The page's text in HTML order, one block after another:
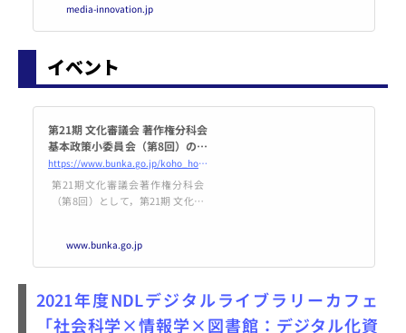
ews Media Alliance)は、著作権登
録者兼米国著作権局長官であるシ
イスブックやグーグルなどの
ニュースパブリッ…
media-innovation.jp
イベント
第21期 文化審議会 著作権分科会
基本政策小委員会（第8回）の開
催について | 文化庁
https://www.bunka.go.jp/koho_hodo_oshirase/hodohappyo/93574401.html
第21期文化審議会著作権分科会
（第8回）として，第21期 文化審
ので，お知らせします。
www.bunka.go.jp
2021年度NDLデジタルライブラリーカフェ
「社会科学×情報学×図書館：デジタル化資